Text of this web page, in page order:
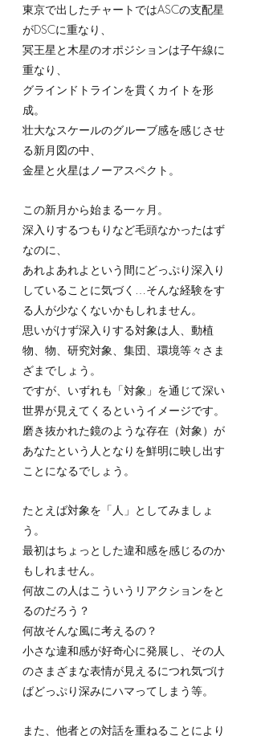
東京で出したチャートではASCの支配星
がDSCに重なり、
冥王星と木星のオポジションは子午線に
重なり、
グラインドトラインを貫くカイトを形
成。
壮大なスケールのグルーブ感を感じさせ
る新月図の中、
金星と火星はノーアスペクト。
この新月から始まる一ヶ月。
深入りするつもりなど毛頭なかったはず
なのに、
あれよあれよという間にどっぷり深入り
していることに気づく…そんな経験をす
る人が少なくないかもしれません。
思いがけず深入りする対象は人、動植
物、物、研究対象、集団、環境等々さま
ざまでしょう。
ですが、いずれも「対象」を通じて深い
世界が見えてくるというイメージです。
磨き抜かれた鏡のような存在（対象）が
あなたという人となりを鮮明に映し出す
ことになるでしょう。
たとえば対象を「人」としてみましょ
う。
最初はちょっとした違和感を感じるのか
もしれません。
何故この人はこういうリアクションをと
るのだろう？
何故そんな風に考えるの？
小さな違和感が好奇心に発展し、その人
のさまざまな表情が見えるにつれ気づけ
ばどっぷり深みにハマってしまう等。
また、他者との対話を重ねることにより